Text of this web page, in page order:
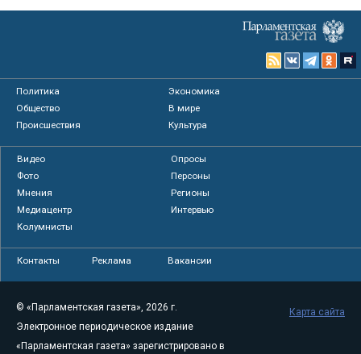
Политика
Экономика
Общество
В мире
Происшествия
Культура
Видео
Опросы
Фото
Персоны
Мнения
Регионы
Медиацентр
Интервью
Колумнисты
Контакты Реклама Вакансии
© «Парламентская газета», 2026 г.
Электронное периодическое издание
«Парламентская газета» зарегистрировано в
Карта сайта